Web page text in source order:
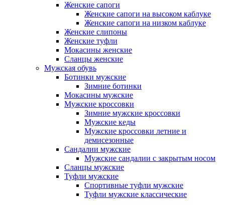
Женские сапоги
Женские сапоги на высоком каблуке
Женские сапоги на низком каблуке
Женские слипоны
Женские туфли
Мокасины женские
Сланцы женские
Мужская обувь
Ботинки мужские
Зимние ботинки
Мокасины мужские
Мужские кроссовки
Зимние мужские кроссовки
Мужские кеды
Мужские кроссовки летние и
демисезонные
Сандалии мужские
Мужские сандалии с закрытым носом
Сланцы мужские
Туфли мужские
Спортивные туфли мужские
Туфли мужские классические